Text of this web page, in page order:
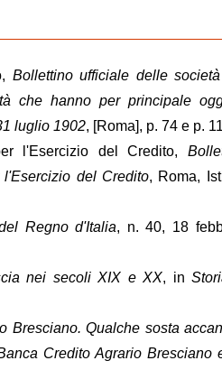
Bollettino ufficiale delle
che hanno per principale
luglio 1902, [Roma], p. 74 e p.
l'Esercizio del Credito,
del Credito, Roma,
Regno d'Italia, n. 40, 18
nei secoli XIX e XX, in
Bresciano. Qualche sosta
Credito Agrario Bresciano